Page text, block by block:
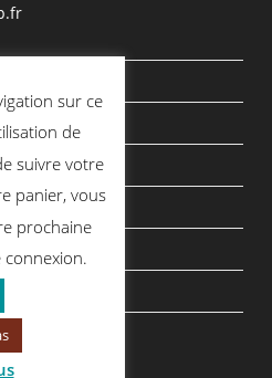
sur ce
de
suivre votre
panier, vous
prochaine
connexion.